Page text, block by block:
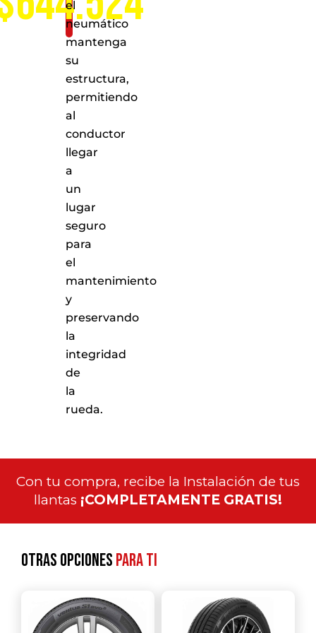
el
neumático
mantenga
su
estructura,
permitiendo
al
conductor
llegar
a
un
lugar
seguro
para
el
mantenimiento
y
preservando
la
integridad
de
la
rueda.
Con tu compra, recibe la Instalación de tus
llantas ¡COMPLETAMENTE GRATIS!
Otras opcionespara ti